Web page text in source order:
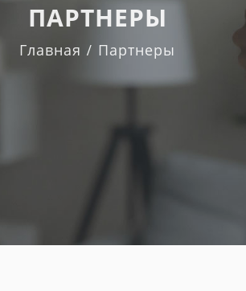
ПАРТНЕРЫ
Главная Партнеры